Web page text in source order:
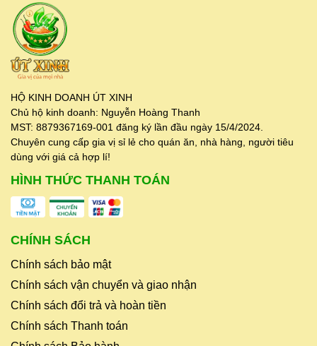
quán ăn, đối tác lâu dài
qua chành xe, nhà xe
giao hàng nhanh và linh hoạt theo nhu cầu.
👉 Liên hệ báo giá sỉ & tư vấn:
HỘ KINH DOANH ÚT XINH
Chủ hộ kinh doanh: Nguyễn Hoàng Thanh
MST: 8879367169-001 đăng ký lần đầu ngày 15/4/2024.
Chuyên cung cấp gia vị sỉ lẻ cho quán ăn, nhà hàng, người tiêu
dùng với giá cả hợp lí!
HÌNH THỨC THANH TOÁN
CHÍNH SÁCH
Chính sách bảo mật
Chính sách vận chuyển và giao nhận
Chính sách đổi trả và hoàn tiền
Chính sách Thanh toán